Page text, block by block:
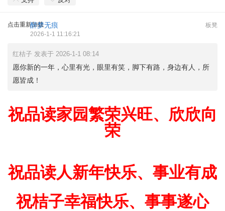
点击重新加载 板凳
醉梦无痕
2026-1-1 11:16:21
红桔子 发表于 2026-1-1 08:14
愿你新的一年，心里有光，眼里有笑，脚下有路，身边有人，所
愿皆成！
祝品读家园繁荣兴旺、欣欣向
荣
祝品读人新年快乐、事业有成
祝桔子幸福快乐、事事遂心